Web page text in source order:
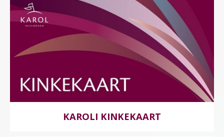
KAROLI KINKEKAART